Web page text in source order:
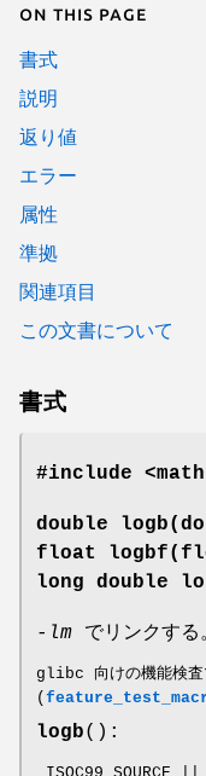
On this page
書式
説明
返り値
エラー
属性
準拠
関連項目
この文書について
書式
#include
double
float
long double
-lm でリンクする
glibc 向けの機能検査
(
logb():